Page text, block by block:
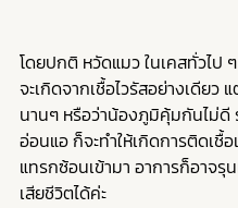
โดยปกติ หวัดแมว ในเคสทั่วไป
จะเกิดจากเชื้อไวรัสอย่างเดียว
นานๆ หรือว่าน้องภูมิคุ้มกันไม่ดี
อ่อนแอ ก็จะทำให้เกิดการติดเชื้
แทรกซ้อนเข้ามา อาการก็อาจรุ
เสียชีวิตได้ค่ะ